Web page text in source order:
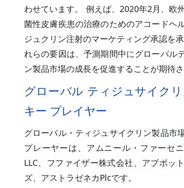
わせています。 例えば、2020年2月、欧
菌性皮膚疾患の治療のためのアコードヘ
ジュクリン注射のマーケティング承認を
れらの要因は、予測期間中にグローバル
ン製品市場の成長を促進することが期待さ
グローバル ティジュサイク
キー プレイヤー
グローバル・ティジュサイクリン製品市
プレーヤーは、アムニール・ファーセ
LLC、フファイザー株式会社、アブボッ
ズ、アストラゼネカPlcです。